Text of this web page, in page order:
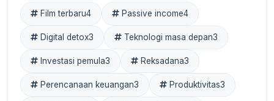
Film terbaru4 Passive income4
Digital detox3 Teknologi masa depan3
Investasi pemula3 Reksadana3
Perencanaan keuangan3 Produktivitas3